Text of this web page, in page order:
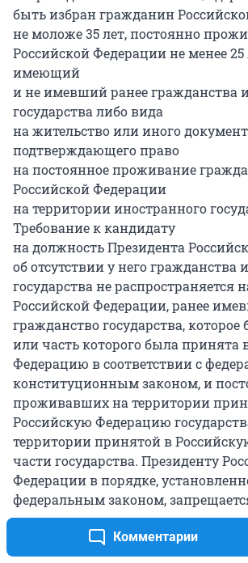
Комментарии
быть избран гражданин
не моложе 35 лет, постоянно
Российской Федерации не менее 25
имеющий
и не имевший ранее гражданства
государства либо вида
на жительство или иного
подтверждающего право
на постоянное проживание
Российской Федерации
на территории иностранного
Требование к кандидату
на должность Президента
об отсутствии у него гражданства
государства не распространяется
Российской Федерации, ранее
гражданство государства,
или часть которого была принята
Федерацию в соответствии с
конституционным законом, и
проживавших на территории
Российскую Федерацию
территории принятой в
части государства. Президенту
Федерации в порядке,
федеральным законом,
иметь счета (вклады), хранить
денежные средства и ценности в
банках, расположенных за